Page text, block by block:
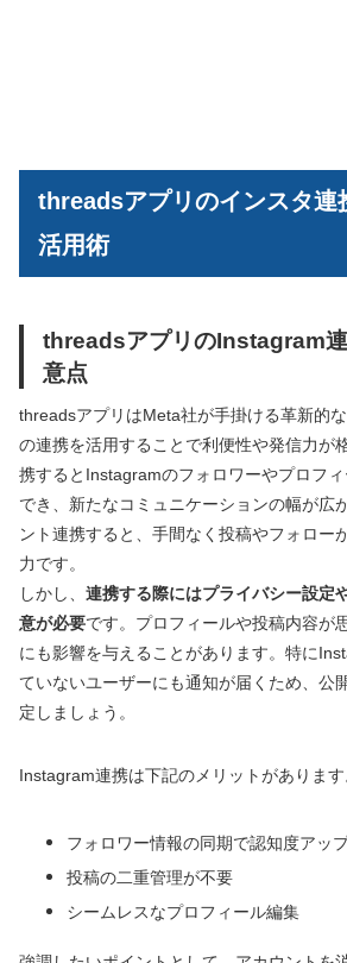
threadsアプリのインスタ連
活用術
threadsアプリのInstagram
意点
threadsアプリはMeta社が手掛ける革新的
の連携を活用することで利便性や発信力が
携するとInstagramのフォロワーやプロフ
でき、新たなコミュニケーションの幅が広
ント連携すると、手間なく投稿やフォロー
力です。
しかし、 連携する際にはプライバシー設定
意が必要です。プロフィールや投稿内容が
にも影響を与えることがあります。特に
ていないユーザーにも通知が届くため、公
定しましょう。
Instagram連携は下記のメリットがあります
フォロワー情報の同期で認知度アッ
投稿の二重管理が不要
シームレスなプロフィール編集